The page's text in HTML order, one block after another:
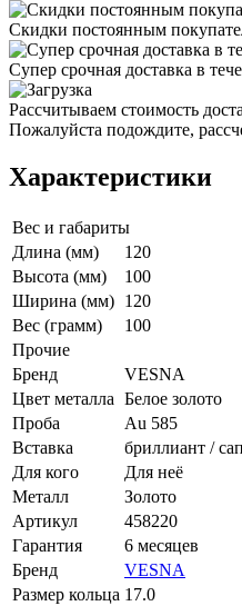
Скидки постоянным
Супер срочная доставка в
Рассчитываем стоимость
Пожалуйста подождите,
Характеристики
Вес и габариты
Длина (мм)
120
Высота (мм)
100
Ширина (мм) 120
Вес (грамм)
100
Прочие
Бренд
VESNA
Цвет металла Белое золото
Проба
Au 585
Вставка
бриллиант /
Для кого
Для неё
Металл
Золото
Артикул
458220
Гарантия
6 месяцев
Бренд
VESNA
Размер кольца 17.0